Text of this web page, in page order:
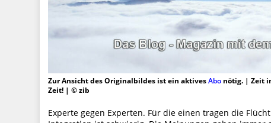
Zur Ansicht des Originalbildes ist ein aktivesAbo nötig. | Zeit
Zeit! | © zib
Experte gegen Experten. Für die einen tragen die